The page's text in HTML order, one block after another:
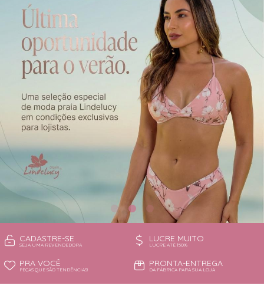
CONJUNTO
CONJUNTO BIQUÍNI
PIJAMA DE VERÃO
ROBE
TOP
TODOS DE OUTLET
CADASTRE-SE
SEJA UMA REVENDEDORA
LUCRE MUITO
LUCRE ATÉ 150%
PRA VOCÊ
PEÇAS QUE SÃO TENDÊNCIAS!
PRONTA-ENTREGA
DA FÁBRICA PARA SUA LOJA